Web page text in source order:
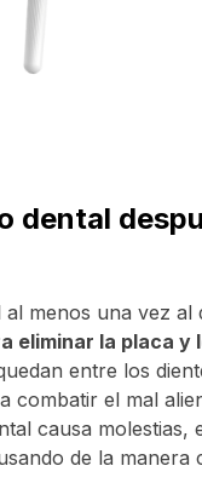
dental
menos una vez al
eliminar la placa y
entre los
combatir el mal
causa molestias,
de la manera